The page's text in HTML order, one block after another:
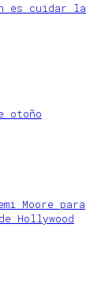
es cuidar la
otoño
Moore para
Hollywood